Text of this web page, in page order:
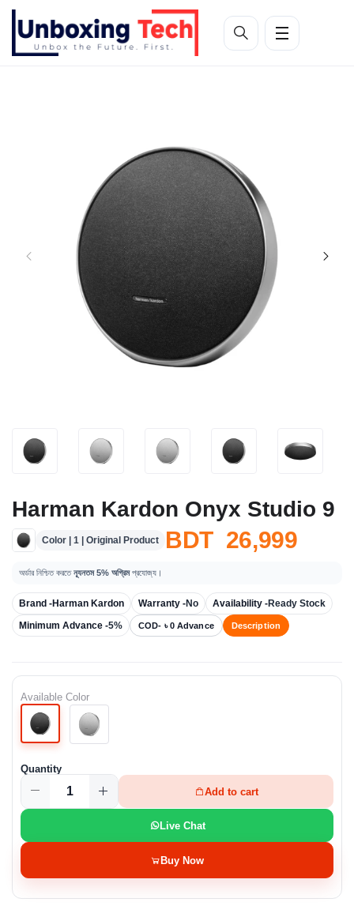
Harman Kardon Onyx Studio 9
Color | 1 | Original Product BDT 26,999
অর্ডার নিশ্চিত করতেন্যূনতম 5% অগ্রিমপ্রযোজ্য।
Brand -Harman Kardon Warranty -No Availability -Ready Stock
Minimum Advance -5% COD- ৳ 0 Advance Description
Available Color
Quantity
Add to cart
Live Chat
Buy Now